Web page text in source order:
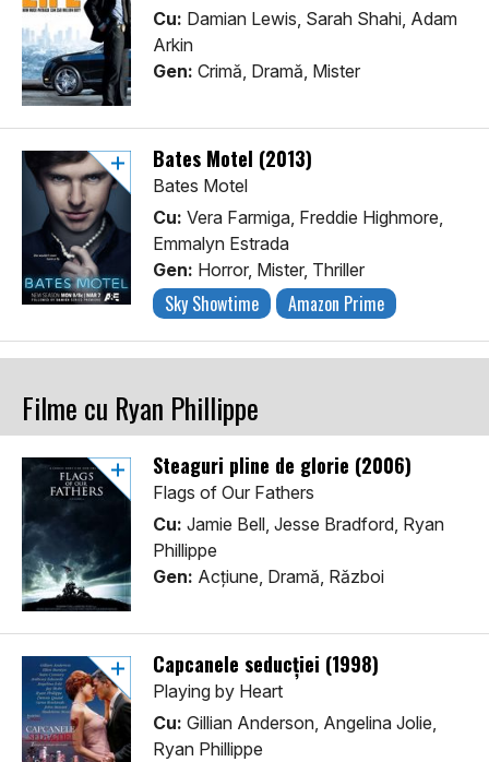
Cu: Damian Lewis, Sarah Shahi, Adam
Arkin
Gen: Crimă, Dramă, Mister
Bates Motel (2013)
Bates Motel
Cu: Vera Farmiga, Freddie Highmore,
Emmalyn Estrada
Gen: Horror, Mister, Thriller
Sky Showtime Amazon Prime
Filme cu Ryan Phillippe
Steaguri pline de glorie (2006)
Flags of Our Fathers
Cu: Jamie Bell, Jesse Bradford, Ryan
Phillippe
Gen: Acţiune, Dramă, Război
Capcanele seducției (1998)
Playing by Heart
Cu: Gillian Anderson, Angelina Jolie,
Ryan Phillippe